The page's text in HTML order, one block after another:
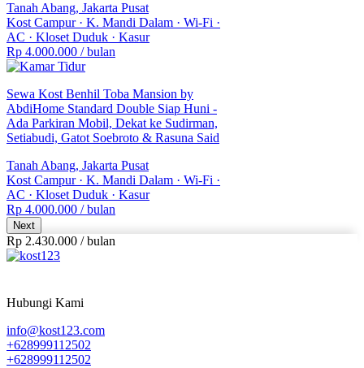
Tanah Abang, Jakarta Pusat
Kost Campur· K. Mandi Dalam · Wi-Fi ·
AC · Kloset Duduk · Kasur
Rp 4.000.000 / bulan
Sewa Kost Benhil Toba Mansion by
AbdiHome Standard Double Siap Huni -
Ada Parkiran Mobil, Dekat ke Sudirman,
Setiabudi, Gatot Soebroto & Rasuna Said
Tanah Abang, Jakarta Pusat
Kost Campur· K. Mandi Dalam · Wi-Fi ·
AC · Kloset Duduk · Kasur
Rp 4.000.000 / bulan
Next
Rp 2.430.000 /bulan
Hubungi Kami
info@kost123.com
+628999112502
+628999112502